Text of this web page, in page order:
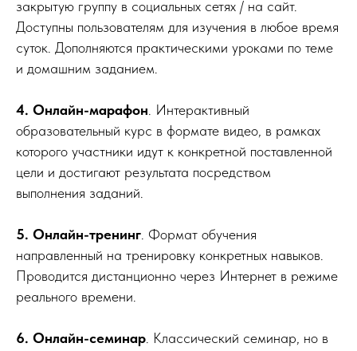
закрытую группу в социальных сетях / на сайт.
Доступны пользователям для изучения в любое время
суток. Дополняются практическими уроками по теме
и домашним заданием.
4. Онлайн-марафон . Интерактивный
образовательный курс в формате видео, в рамках
которого участники идут к конкретной поставленной
цели и достигают результата посредством
выполнения заданий.
5. Онлайн-тренинг . Формат обучения
направленный на тренировку конкретных навыков.
Проводится дистанционно через Интернет в режиме
реального времени.
6. Онлайн-семинар . Классический семинар, но в